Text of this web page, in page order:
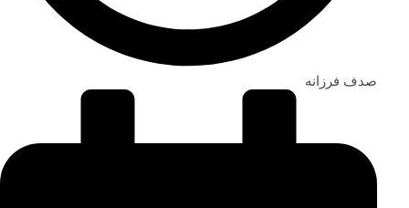
صدف فرزانه